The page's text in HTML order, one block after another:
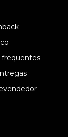
frequentes